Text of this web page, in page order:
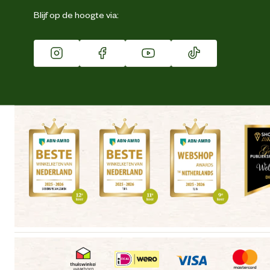
Franchise
Vacatures
Winkels
Blijf op de hoogte via: